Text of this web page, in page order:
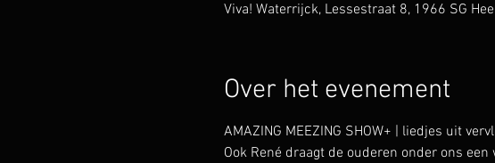
Viva! Waterrijck, Lessestraat 8, 1966 SG
Over het evenement
AMAZING MEEZING SHOW+ | liedjes uit
Ook René draagt de ouderen onder ons